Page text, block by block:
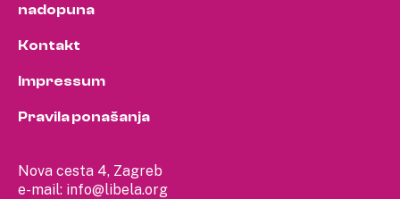
Nova cesta 4, Zagreb
e-mail: info@libela.org
nadopuna
Kontakt
Impressum
Pravila ponašanja